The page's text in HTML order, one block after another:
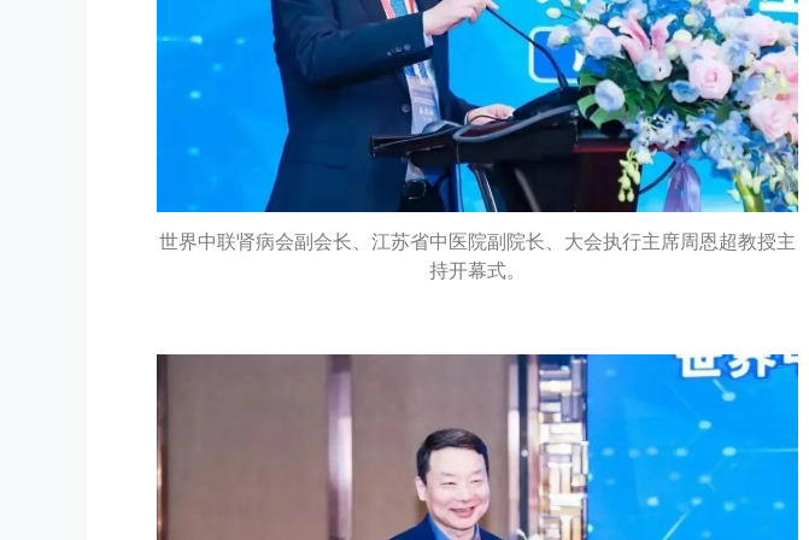
世界中联肾病会副会长、江苏省中医院副院长、大会执行主席周恩超教授主
持开幕式。